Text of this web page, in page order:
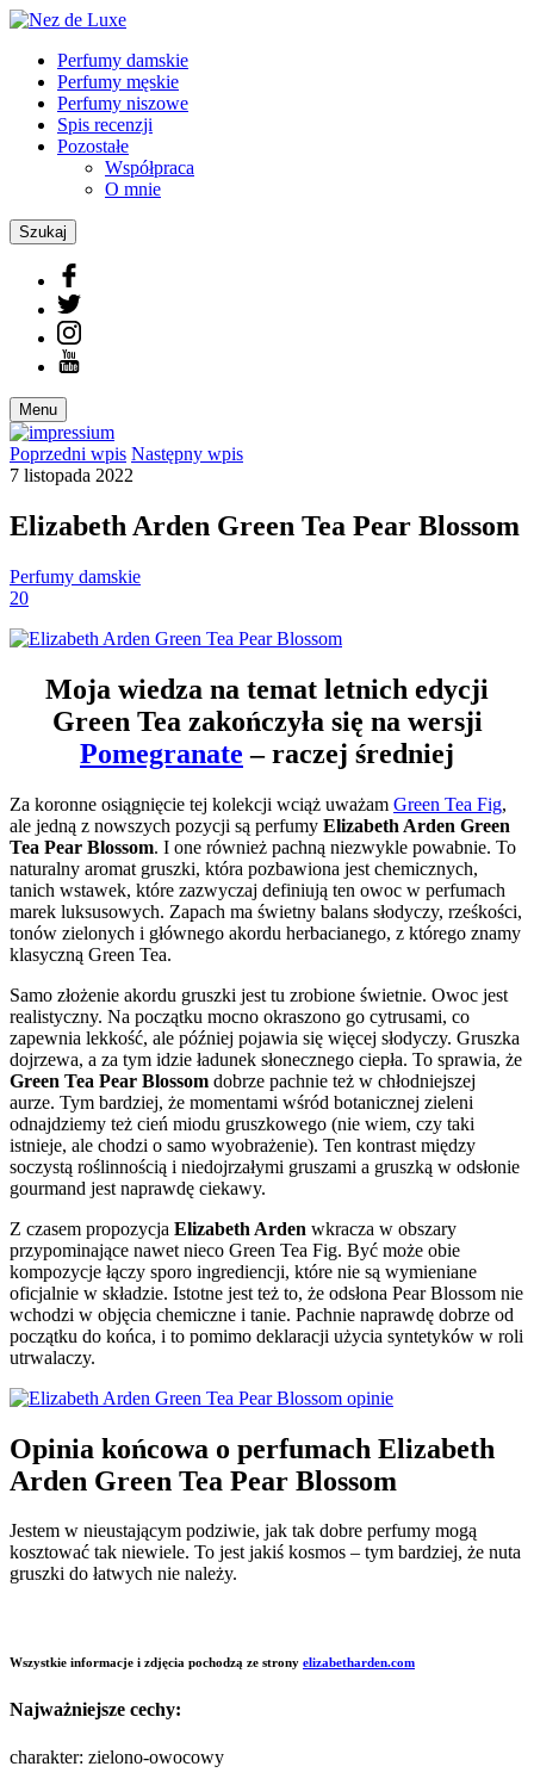
Perfumy damskie
Perfumy męskie
Perfumy niszowe
Spis recenzji
Pozostałe
Współpraca
O mnie
Szukaj
Menu
Poprzedni wpis Następny wpis
7 listopada 2022
Elizabeth Arden Green Tea Pear Blossom
Perfumy damskie
20
Moja wiedza na temat letnich edycji
Green Tea zakończyła się na wersji
Pomegranate – raczej średniej
Za koronne osiągnięcie tej kolekcji wciąż uważam Green Tea Fig,
ale jedną z nowszych pozycji są perfumy Elizabeth Arden Green
Tea Pear Blossom. I one również pachną niezwykle powabnie. To
naturalny aromat gruszki, która pozbawiona jest chemicznych,
tanich wstawek, które zazwyczaj definiują ten owoc w perfumach
marek luksusowych. Zapach ma świetny balans słodyczy, rześkości,
tonów zielonych i głównego akordu herbacianego, z którego znamy
klasyczną Green Tea.
Samo złożenie akordu gruszki jest tu zrobione świetnie. Owoc jest
realistyczny. Na początku mocno okraszono go cytrusami, co
zapewnia lekkość, ale później pojawia się więcej słodyczy. Gruszka
dojrzewa, a za tym idzie ładunek słonecznego ciepła. To sprawia, że
Green Tea Pear Blossom dobrze pachnie też w chłodniejszej
aurze. Tym bardziej, że momentami wśród botanicznej zieleni
odnajdziemy też cień miodu gruszkowego (nie wiem, czy taki
istnieje, ale chodzi o samo wyobrażenie). Ten kontrast między
soczystą roślinnością i niedojrzałymi gruszami a gruszką w odsłonie
gourmand jest naprawdę ciekawy.
Z czasem propozycja Elizabeth Arden wkracza w obszary
przypominające nawet nieco Green Tea Fig. Być może obie
kompozycje łączy sporo ingrediencji, które nie są wymieniane
oficjalnie w składzie. Istotne jest też to, że odsłona Pear Blossom nie
wchodzi w objęcia chemiczne i tanie. Pachnie naprawdę dobrze od
początku do końca, i to pomimo deklaracji użycia syntetyków w roli
utrwalaczy.
Opinia końcowa o perfumach Elizabeth
Arden Green Tea Pear Blossom
Jestem w nieustającym podziwie, jak tak dobre perfumy mogą
kosztować tak niewiele. To jest jakiś kosmos – tym bardziej, że nuta
gruszki do łatwych nie należy.
Wszystkie informacje i zdjęcia pochodzą ze strony elizabetharden.com
Najważniejsze cechy:
charakter: zielono-owocowy